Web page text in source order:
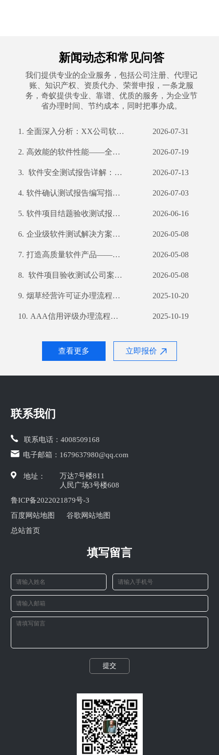
新闻动态和常见问答
我们提供专业的企业服务，包括公司注册、代理记
账、知识产权、资质代办、荣誉申报，一条龙服
务，奇蚁提供专业、靠谱、优质的服务，为企业节
省办理时间、节约成本，同时把事办成。
查看更多 立即报价
1. 全面深入分析：XX公司软件功能测试报告解读 一、摘要 二、引言 三、项目背景及目 2026-07-31
2. 高效能的软件性能——全面解析XX科技公司软件性能测试 2026-07-19
3. 软件安全测试报告详解：守护网络安全防线 2026-07-13
4. 软件确认测试报告编写指南及我公司案例分析 2026-07-03
5. 软件项目结题验收测试报告编写指南 2026-06-16
6. 企业级软件测试解决方案——深入剖析其过程及优势 2026-05-08
7. 打造高质量软件产品——我公司软件产品登记测试报告详解 2026-05-08
8. 软件项目验收测试公司案例解析 2026-05-08
9. 烟草经营许可证办理流程详解及所需材料一览 2025-10-20
10. AAA信用评级办理流程详解及所需材料清单 2025-10-19
联系我们
联系电话：4008509168
电子邮箱： 1679637980@qq.com
地址：
万达7号楼811
人民广场3号楼608
鲁ICP备2022021879号-3
百度网站地图
谷歌网站地图
总站首页
填写留言
提交